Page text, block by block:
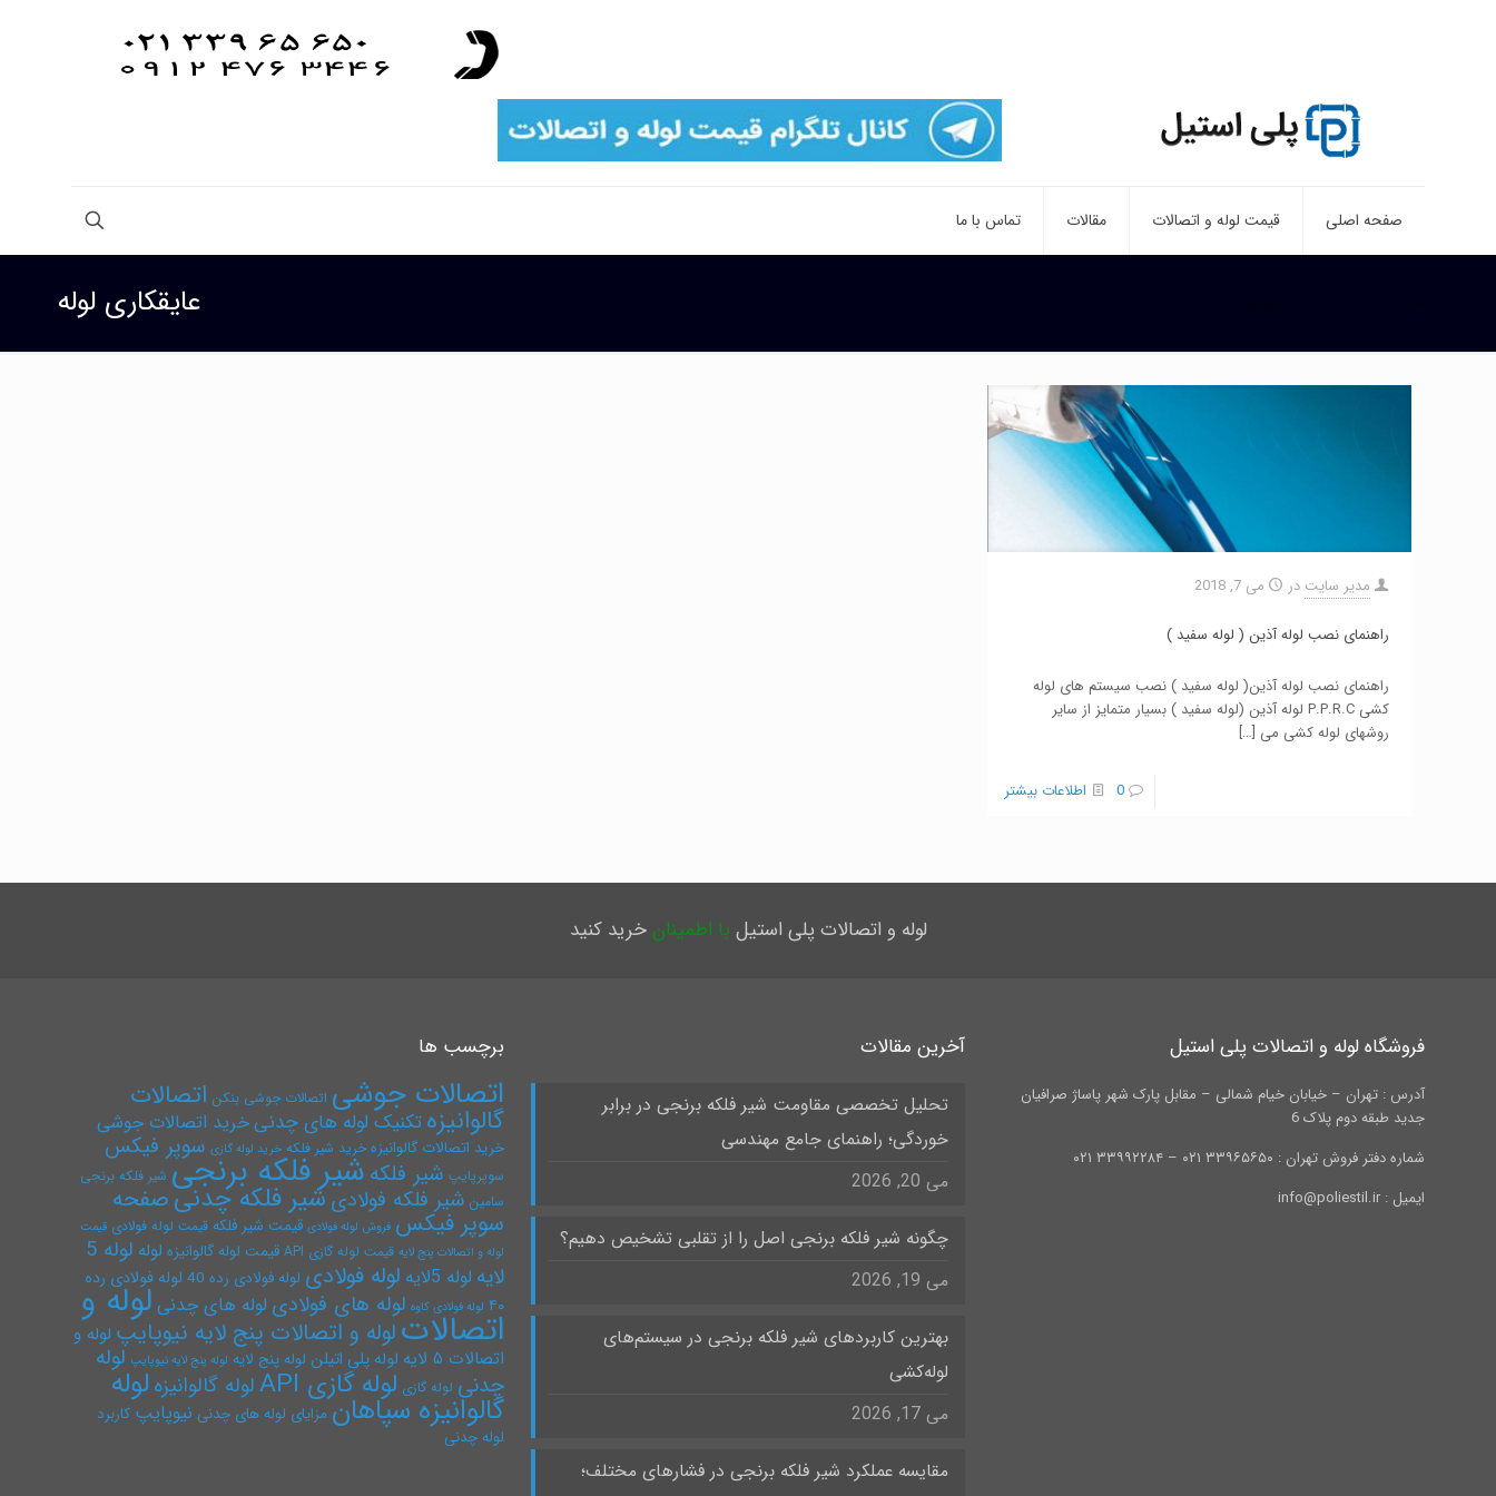
صفحه اصلی قیمت لوله و اتصالات مقالات تماس با ما
عایقکاری لوله
مدیر سایت در می 7, 2018
راهنمای نصب لوله آذین ( لوله سفید )
راهنمای نصب لوله آذین( لوله سفید ) نصب سیستم های لوله
کشی P.P.R.C لوله آذین (لوله سفید ) بسیار متمایز از سایر
روشهای لوله کشی می […]
0 اطلاعات بیشتر
لوله و اتصالات پلی استیل با اطمینانخرید کنید
فروشگاه لوله و اتصالات پلی استیل
آدرس : تهران – خیابان خیام شمالی – مقابل پارک شهر پاساژ صرافیان
جدید طبقه دوم پلاک 6
شماره دفتر فروش تهران : ۳۳۹۶۵۶۵۰ ۰۲۱ – ۳۳۹۹۲۲۸۴ ۰۲۱
ایمیل : info@poliestil.ir
آخرین مقالات
تحلیل تخصصی مقاومت شیر فلکه برنجی در برابر
خوردگی؛ راهنمای جامع مهندسی
می 20, 2026
چگونه شیر فلکه برنجی اصل را از تقلبی تشخیص دهیم؟
می 19, 2026
بهترین کاربردهای شیر فلکه برنجی در سیستم‌های
لوله‌کشی
می 17, 2026
مقایسه عملکرد شیر فلکه برنجی در فشارهای مختلف؛
برچسب ها
اتصالات جوشی اتصالات جوشی بنکن اتصالات
گالوانیزهتکنیک لوله های چدنیخرید اتصالات جوشی
خرید اتصالات گالوانیزه خرید شیر فلکه خرید لوله گازی سوپر فیکس
سوپرپایپ شیر فلکه شیر فلکه برنجی شیر فلکه برنجی
سامین شیر فلکه فولادیشیر فلکه چدنیصفحه
سوپر فیکس فروش لوله فولادی قیمت شیر فلکه قیمت لوله فولادی قیمت
لوله و اتصالات پنج لایه قیمت لوله گازی API قیمت لوله گالوانیزه لوله
لوله 5
لایه لوله 5لایه لوله فولادی لوله فولادی رده 40
لوله فولادی رده
۴۰ لوله فولادی کاوه لوله های فولادی لوله های چدنی لوله و
اتصالاتلوله و اتصالات پنج لایه نیوپایپ لوله و
اتصالات ۵ لایه
لوله پلی اتیلن لوله پنج لایه لوله پنج لایه نیوپایپ لوله
چدنی لوله گازی لوله گازی API لوله گالوانیزه لوله
گالوانیزه سپاهان مزایای لوله های چدنی نیوپایپ کاربرد
لوله چدنی